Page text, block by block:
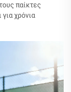
παίκτες
χρόνια